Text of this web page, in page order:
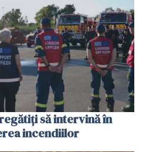
să intervină în
incendiilor